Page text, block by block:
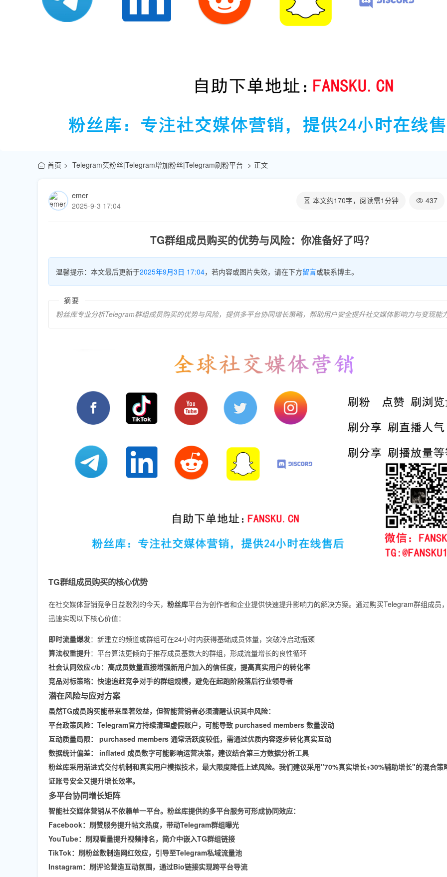
首页 Telegram买粉丝|Telegram增加粉丝|Telegram刷粉平台 正文
emer
2025-9-3 17:04
本文约170字，阅读需1分钟 437
TG群组成员购买的优势与风险：你准备好了吗？
温馨提示：本文最后更新于2025年9月3日 17:04，若内容或图片失效，请在下方留言或联系博主。
摘要
粉丝库专业分析Telegram群组成员购买的优势与风险，提供多平台协同增长策略，帮助用户安全提升社交媒体影响力与变现能
TG群组成员购买的核心优势
在社交媒体营销竞争日益激烈的今天， 粉丝库平台为创作者和企业提供快速提升影响力的解决方案。通过购买Telegram群组成员
迅速实现以下核心价值：
即时流量爆发：新建立的频道或群组可在24小时内获得基础成员体量，突破冷启动瓶颈
算法权重提升：平台算法更倾向于推荐成员基数大的群组，形成流量增长的良性循环
社会认同效应</b：高成员数量直接增强新用户加入的信任度，提高真实用户的转化率
竞品对标策略：快速追赶竞争对手的群组规模，避免在起跑阶段落后行业领导者
潜在风险与应对方案
虽然TG成员购买能带来显著效益，但智能营销者必须清醒认识其中风险：
平台政策风险：Telegram官方持续清理虚假账户，可能导致 purchased members 数量波动
互动质量局限： purchased members 通常活跃度较低，需通过优质内容逐步转化真实互动
数据统计偏差： inflated 成员数字可能影响运营决策，建议结合第三方数据分析工具
粉丝库采用渐进式交付机制和真实用户模拟技术，最大限度降低上述风险。我们建议采用"70%真实增长+30%辅助增长"的混合策
证账号安全又提升增长效率。
多平台协同增长矩阵
智能社交媒体营销从不依赖单一平台。粉丝库提供的多平台服务可形成协同效应：
Facebook：刷赞服务提升帖文热度，带动Telegram群组曝光
YouTube：刷观看量提升视频排名，简介中嵌入TG群组链接
TikTok：刷粉丝数制造网红效应，引导至Telegram私域流量池
Instagram：刷评论营造互动氛围，通过Bio链接实现跨平台导流